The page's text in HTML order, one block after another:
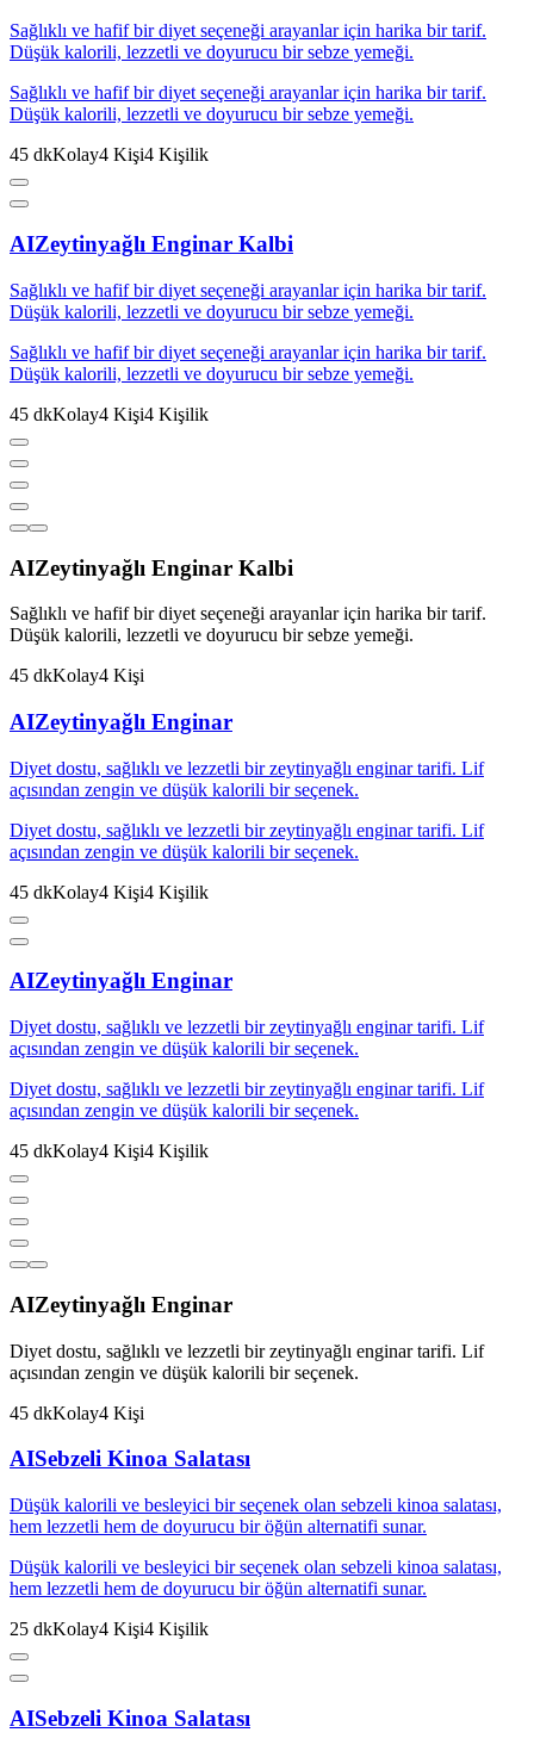
Sağlıklı ve hafif bir diyet seçeneği arayanlar için harika bir tarif.
Düşük kalorili, lezzetli ve doyurucu bir sebze yemeği.
Sağlıklı ve hafif bir diyet seçeneği arayanlar için harika bir tarif.
Düşük kalorili, lezzetli ve doyurucu bir sebze yemeği.
45 dkKolay4 Kişi4 Kişilik
AIZeytinyağlı Enginar Kalbi
Sağlıklı ve hafif bir diyet seçeneği arayanlar için harika bir tarif.
Düşük kalorili, lezzetli ve doyurucu bir sebze yemeği.
Sağlıklı ve hafif bir diyet seçeneği arayanlar için harika bir tarif.
Düşük kalorili, lezzetli ve doyurucu bir sebze yemeği.
45 dkKolay4 Kişi4 Kişilik
AIZeytinyağlı Enginar Kalbi
Sağlıklı ve hafif bir diyet seçeneği arayanlar için harika bir tarif.
Düşük kalorili, lezzetli ve doyurucu bir sebze yemeği.
45 dkKolay4 Kişi
AIZeytinyağlı Enginar
Diyet dostu, sağlıklı ve lezzetli bir zeytinyağlı enginar tarifi. Lif
açısından zengin ve düşük kalorili bir seçenek.
Diyet dostu, sağlıklı ve lezzetli bir zeytinyağlı enginar tarifi. Lif
açısından zengin ve düşük kalorili bir seçenek.
45 dkKolay4 Kişi4 Kişilik
AIZeytinyağlı Enginar
Diyet dostu, sağlıklı ve lezzetli bir zeytinyağlı enginar tarifi. Lif
açısından zengin ve düşük kalorili bir seçenek.
Diyet dostu, sağlıklı ve lezzetli bir zeytinyağlı enginar tarifi. Lif
açısından zengin ve düşük kalorili bir seçenek.
45 dkKolay4 Kişi4 Kişilik
AIZeytinyağlı Enginar
Diyet dostu, sağlıklı ve lezzetli bir zeytinyağlı enginar tarifi. Lif
açısından zengin ve düşük kalorili bir seçenek.
45 dkKolay4 Kişi
AISebzeli Kinoa Salatası
Düşük kalorili ve besleyici bir seçenek olan sebzeli kinoa salatası,
hem lezzetli hem de doyurucu bir öğün alternatifi sunar.
Düşük kalorili ve besleyici bir seçenek olan sebzeli kinoa salatası,
hem lezzetli hem de doyurucu bir öğün alternatifi sunar.
25 dkKolay4 Kişi4 Kişilik
AISebzeli Kinoa Salatası